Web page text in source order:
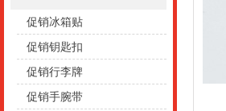
促销冰箱贴
促销钥匙扣
促销行李牌
促销手腕带